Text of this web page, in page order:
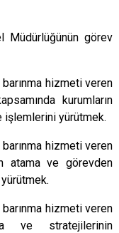
Müdürlüğünün görev
hizmeti veren
kurumların
işlemlerini yürütmek.
hizmeti veren
atama ve görevden
hizmeti veren
ve stratejilerinin